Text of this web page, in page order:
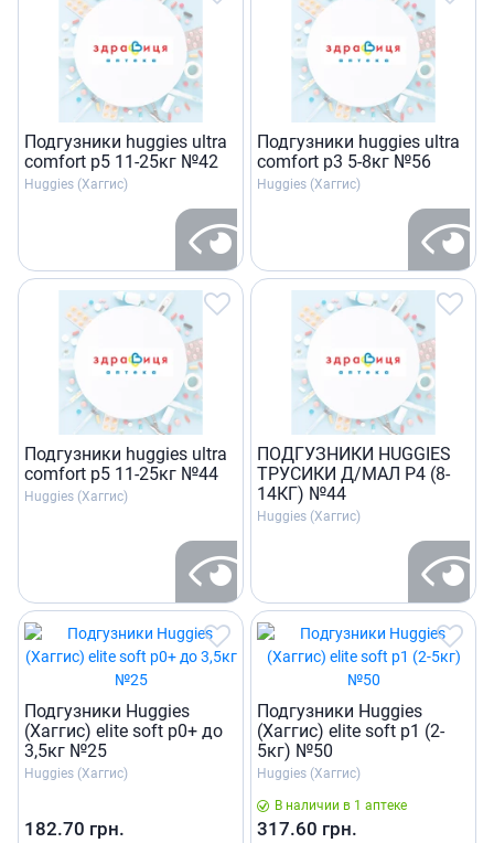
Подгузники huggies ultra
comfort p5 11-25кг №42
Huggies (Хаггис)
Подгузники huggies ultra
comfort р3 5-8кг №56
Huggies (Хаггис)
Подгузники huggies ultra
comfort р5 11-25кг №44
Huggies (Хаггис)
ПОДГУЗНИКИ HUGGIES
ТРУСИКИ Д/МАЛ Р4 (8-
14КГ) №44
Huggies (Хаггис)
Подгузники Huggies
(Хаггис) elite soft р0+ до
3,5кг №25
Huggies (Хаггис)
182.70 грн.
Подгузники Huggies
(Хаггис) elite soft р1 (2-
5кг) №50
Huggies (Хаггис)
В наличии в 1 аптеке
317.60 грн.